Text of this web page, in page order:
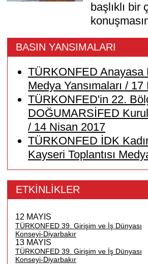
başlıklı bir
BASIN YANSIMALARI
TÜRKONFED Anayasa
Medya Yansımaları /
TÜRKONFED'in 22.
DOĞUMARSİFED
/ 14 Nisan 2017
TÜRKONFED İDK
Kayseri Toplantısı
ETKİNLİKLER
12 MAYIS
TÜRKONFED 39. Girişim ve İş Dünyası
Konseyi-Diyarbakır
13 MAYIS
TÜRKONFED 39. Girişim ve İş Dünyası
Konseyi-Diyarbakır